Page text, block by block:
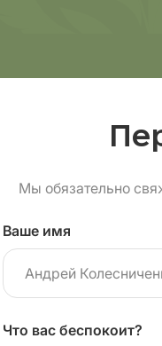
Мы обязательно
Ваше имя
Что вас беспокоит?